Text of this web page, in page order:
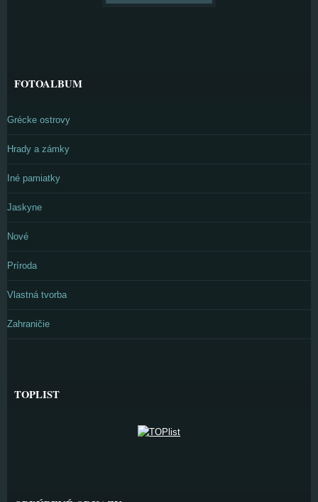
FOTOALBUM
Grécke ostrovy
Hrady a zámky
Iné pamiatky
Jaskyne
Nové
Príroda
Vlastná tvorba
Zahraničie
TOPLIST